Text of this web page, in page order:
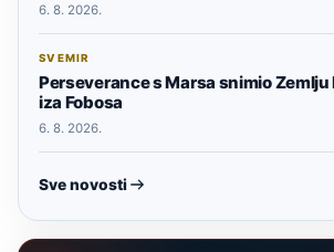
6. 8. 2026.
SVEMIR
Perseverance s Marsa snimio
iza Fobosa
6. 8. 2026.
Sve novosti